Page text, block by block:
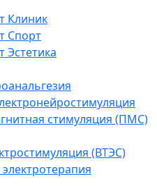
Клиник
Спорт
Эстетика
стимуляция (ПМС)
(ВТЭС)